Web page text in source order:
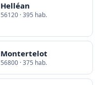
Helléan
56120 · 395 hab.
Montertelot
56800 · 375 hab.